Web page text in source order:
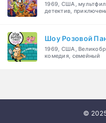
1969, США,
детектив,
Шоу Розовой
1969, США,
комедия, семейный
©